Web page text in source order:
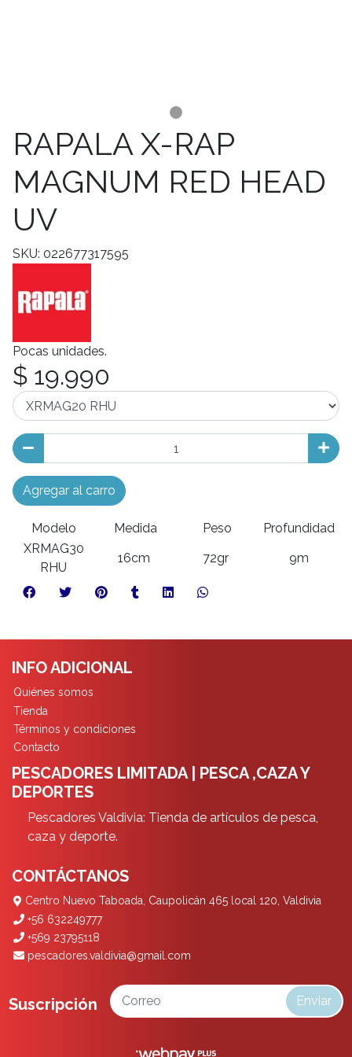
RAPALA X-RAP
MAGNUM RED HEAD
UV
SKU: 022677317595
Pocas unidades.
$ 19.990
Agregar al carro
Modelo Medida Peso
Profundidad
XRMAG30
RHU
16cm 72gr 9m
INFO ADICIONAL
Quiénes somos
Tienda
Términos y condiciones
Contacto
PESCADORES LIMITADA | PESCA ,CAZA Y
DEPORTES
Pescadores Valdivia: Tienda de artículos de pesca,
caza y deporte.
CONTÁCTANOS
Centro Nuevo Taboada, Caupolicán 465 local 120, Valdivia
+56 632249777
+569 23795118
pescadores.valdivia@gmail.com
Suscripción Enviar